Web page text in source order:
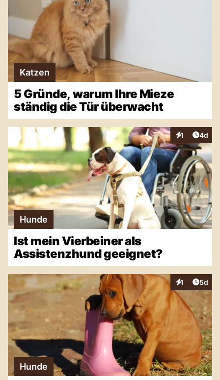
Katzen
5 Gründe, warum Ihre Mieze
ständig die Tür überwacht
1
Interaktionen
4d
Hunde
Ist mein Vierbeiner als
Assistenzhund geeignet?
1
Interaktionen
5d
Hunde